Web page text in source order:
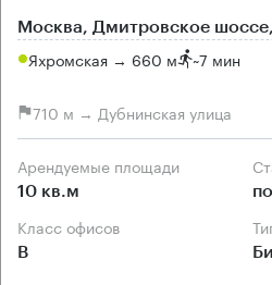
Москва, Дмитровское
Яхромская → 660 м ~7 мин
710 м → Дубнинская улица
Арендуемые площади
10 кв.м
Класс офисов
B